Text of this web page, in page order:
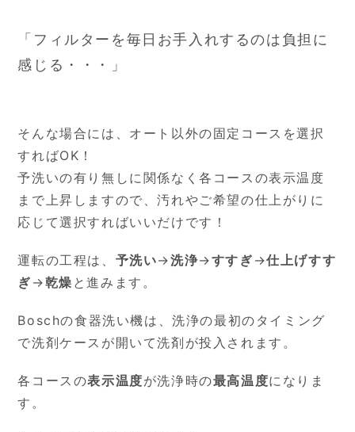
「フィルターを毎日お手入れするのは負担に
感じる・・・」
そんな場合には、オート以外の固定コースを選択
すればOK！
予洗いの有り無しに関係なく各コースの表示温度
まで上昇しますので、汚れやご希望の仕上がりに
応じて選択すればいいだけです！
運転の工程は、 予洗い→洗浄→すすぎ →仕上げすす
ぎ →乾燥 と進みます。
Boschの食器洗い機は、洗浄の最初のタイミング
で洗剤ケースが開いて洗剤が投入されます。
各コースの表示温度が洗浄時の最高温度になりま
す。